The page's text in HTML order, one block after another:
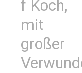
f Koch,
mit
großer